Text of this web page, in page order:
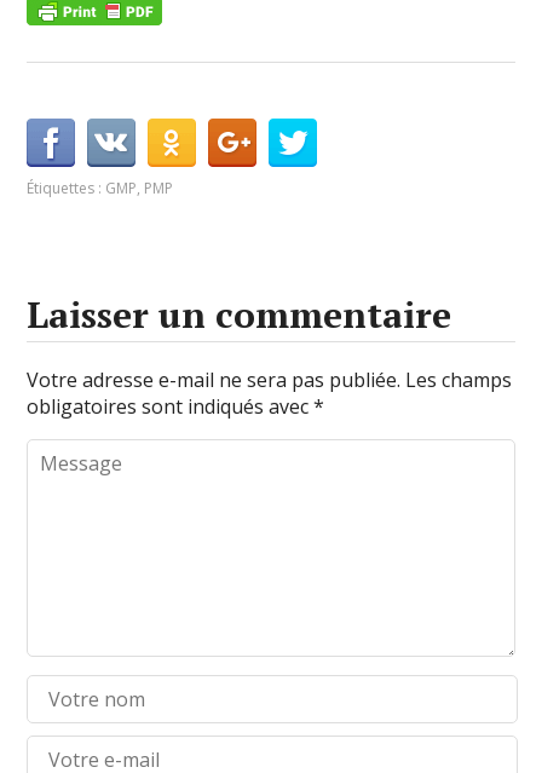
Étiquettes : GMP, PMP
Laisser un commentaire
Votre adresse e-mail ne sera pas publiée. Les champs
obligatoires sont indiqués avec*